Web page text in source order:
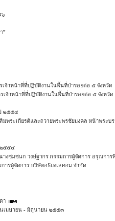
๖
”
จ้าหน้าที่ที่ปฏิบัติงานในพื้นที่ป่ารอยต่อ ๕ จังหวัด
จ้าหน้าที่ที่ปฏิบัติงานในพื้นที่ป่ารอยต่อ ๕ จังหวัด
๒๕๕๔
มพระเกียรติและถวายพระพรชัยมงคล หน้าพระ
๒๕๕๔
ชมชนก วงษ์ฐากร กรรมการผู้จัดการ อรุณการ
ารผู้จัดการ บริษัทอธิเทเลคอม จำกัด
า
เมษายน - มิถุนายน ๒๕๕๓